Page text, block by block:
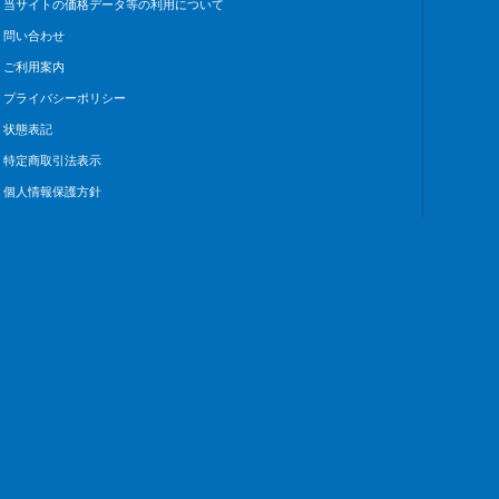
当サイトの価格データ等の利用について
問い合わせ
ご利用案内
プライバシーポリシー
状態表記
特定商取引法表示
個人情報保護方針